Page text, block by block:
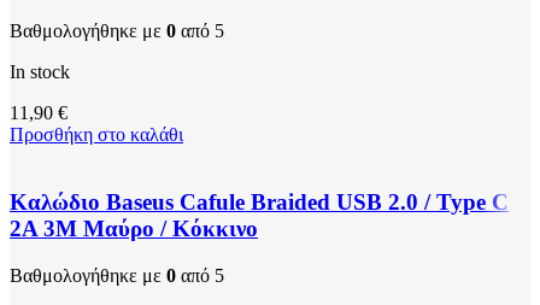
Βαθμολογήθηκε με 0 από 5
In stock
11,90 €
Προσθήκη στο καλάθι
Καλώδιο Baseus Cafule Braided USB 2.0 / Type C
2A 3M Μαύρο / Κόκκινο
Βαθμολογήθηκε με 0 από 5